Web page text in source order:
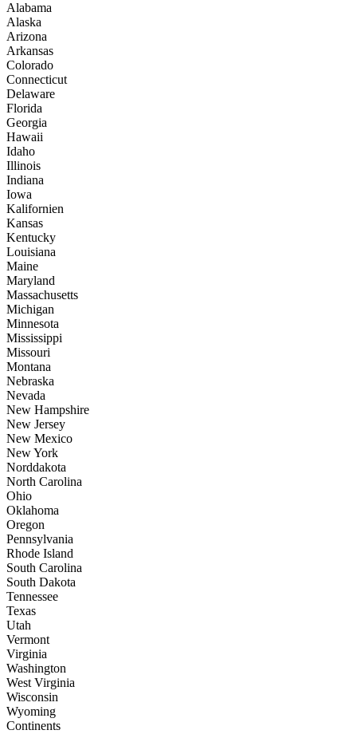
Alabama
Alaska
Arizona
Arkansas
Colorado
Connecticut
Delaware
Florida
Georgia
Hawaii
Idaho
Illinois
Indiana
Iowa
Kalifornien
Kansas
Kentucky
Louisiana
Maine
Maryland
Massachusetts
Michigan
Minnesota
Mississippi
Missouri
Montana
Nebraska
Nevada
New Hampshire
New Jersey
New Mexico
New York
Norddakota
North Carolina
Ohio
Oklahoma
Oregon
Pennsylvania
Rhode Island
South Carolina
South Dakota
Tennessee
Texas
Utah
Vermont
Virginia
Washington
West Virginia
Wisconsin
Wyoming
Continents